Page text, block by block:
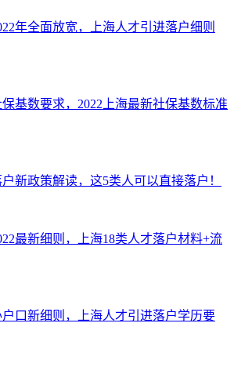
年全面放宽，上海人才引进落户细则
保基数要求，2022上海最新社保基数标准
新政策解读，这5类人可以直接落户！
最新细则，上海18类人才落户材料+流
户口新细则，上海人才引进落户学历要